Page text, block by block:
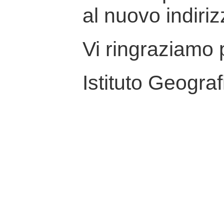
al nuovo
Vi ringraziamo
Istituto